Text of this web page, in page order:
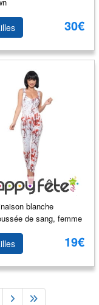
30€
blanche
de sang, femme
19€